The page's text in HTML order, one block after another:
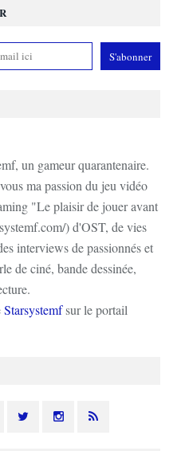
un gameur quarantenaire.
ma passion du jeu vidéo
"Le plaisir de jouer avant
) d'OST, de vies
interviews de passionnés et
de ciné, bande dessinée,
Starsystemfsur le portail